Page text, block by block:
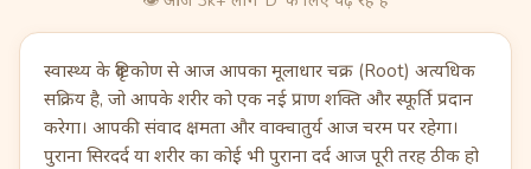
स्वास्थ्य के दृष्टिकोण से आज आपका मूलाधार चक्र (Root) अत्यधिक
सक्रिय है, जो आपके शरीर को एक नई प्राण शक्ति और स्फूर्ति प्रदान
करेगा। आपकी संवाद क्षमता और वाक्चातुर्य आज चरम पर रहेगा।
पुराना सिरदर्द या शरीर का कोई भी पुराना दर्द आज पूरी तरह ठीक हो